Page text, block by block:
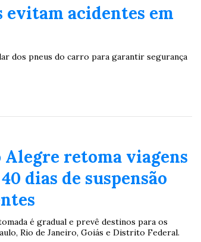
evitam acidentes em
dos pneus do carro para garantir segurança
retoma viagens
dias de suspensão
é gradual e prevê destinos para os
Rio de Janeiro, Goiás e Distrito Federal.